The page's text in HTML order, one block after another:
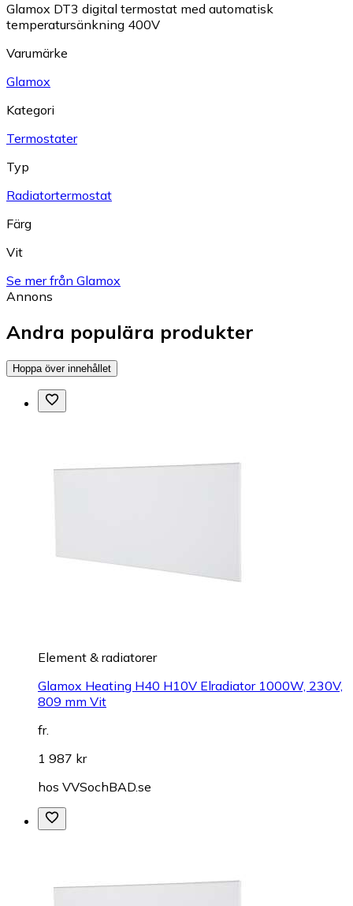
Glamox DT3 digital termostat med automatisk
temperatursänkning 400V
Varumärke
Glamox
Kategori
Termostater
Typ
Radiatortermostat
Färg
Vit
Se mer från Glamox
Annons
Andra populära produkter
Hoppa över innehållet
Element & radiatorer
Glamox Heating H40 H10V Elradiator 1000W, 230V,
809 mm Vit
fr.
1 987 kr
hos VVSochBAD.se